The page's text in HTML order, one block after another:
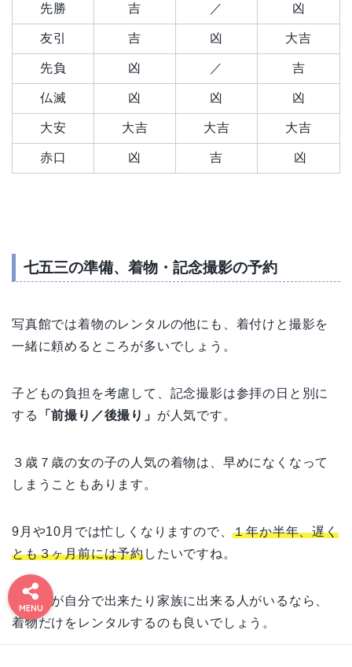
先勝 吉 ／ 凶
友引 吉 凶 大吉
先負 凶 ／ 吉
仏滅 凶 凶 凶
大安 大吉 大吉 大吉
赤口 凶 吉 凶
七五三の準備、着物・記念撮影の予約
写真館では着物のレンタルの他にも、着付けと撮影を
一緒に頼めるところが多いでしょう。
子どもの負担を考慮して、記念撮影は参拝の日と別に
する
「前撮り／後撮り」 が人気です。
３歳７歳の女の子の人気の着物は、早めになくなって
しまうこともあります。
9月や10月では忙しくなりますので、１年か半年、遅く
とも３ヶ月前には予約したいですね。
着付けが自分で出来たり家族に出来る人がいるなら、
着物だけをレンタルするのも良いでしょう。
MENU
#1173
9 (タイ
トルな
し)
お問い
合わせ
お得情
報まと
め
プライ
バシー
ポリシ
ー
免責事
項&プ
ライバ
シーポ
リシー
利用規
約／特
定商取
引法に
基づく
表記
有料記
事の決
済完了
ページ
運営者
情報
運営者
情報